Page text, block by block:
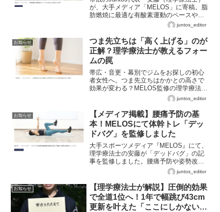
が、大手メディア「MELOS」に寄稿。脂
肪燃焼に最適な有酸素運動のペースや心
拍数の基準を、医学的視点で詳しく解
です。
juntos_editor
お知らせ
つま先立ちは「高く上げる」のが
正解？理学療法士が教えるフォー
ムの罠
帯広・音更・幕別でジムをお探しの初心
者女性へ。つま先立ちはかかとの高さで
効果が変わる？MELOS監修の理学療法士
が、ふくらはぎを細くする正しいフォー
juntos_editor
お知らせ
【メディア掲載】腰痛予防の基
本！MELOSにて体幹トレ「デッ
ドバグ」を監修しました
大手スポーツメディア『MELOS』にて、
理学療法士の安藤が「デッドバグ」の記
事を監修しました。腰痛予防や姿勢改善
に効果的な理由と、アスリートのパフォ
ーマンス向上に繋がる「体幹の安定性」
について解説しています。
juntos_editor
お知らせ
【理学療法士が解説】圧倒的効果
で全道1位へ！1年で幅跳び43cm
更新を叶えた「ここにしかない」